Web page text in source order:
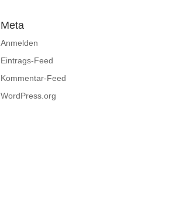
Meta
Anmelden
Eintrags-Feed
Kommentar-Feed
WordPress.org